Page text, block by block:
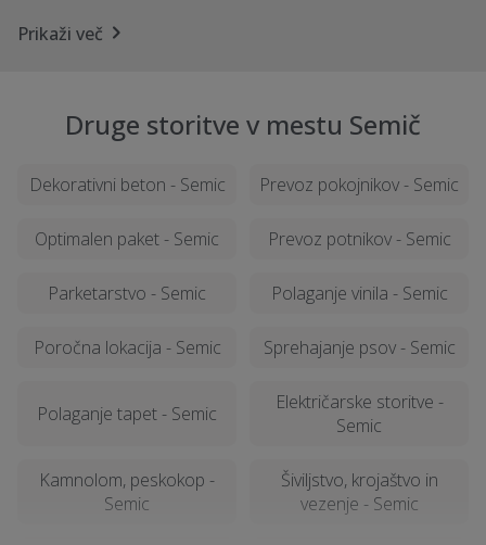
Prikaži več
Druge storitve v mestu Semič
Dekorativni beton - Semic Prevoz pokojnikov - Semic
Optimalen paket - Semic Prevoz potnikov - Semic
Parketarstvo - Semic Polaganje vinila - Semic
Poročna lokacija - Semic Sprehajanje psov - Semic
Polaganje tapet - Semic
Električarske storitve -
Semic
Kamnolom, peskokop -
Semic
Šiviljstvo, krojaštvo in
vezenje - Semic